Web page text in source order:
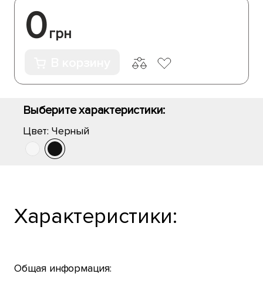
0грн
Выберите характеристики:
Цвет: Черный
Характеристики:
Общая информация: